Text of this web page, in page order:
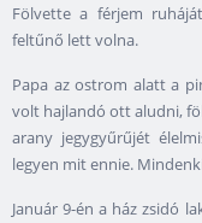
Fölvette a férjem
feltűnő lett volna.
Papa az ostrom alatt a
volt hajlandó ott aludni,
arany jegygyűrűjét
legyen mit ennie.
Január 9-én a ház zsidó